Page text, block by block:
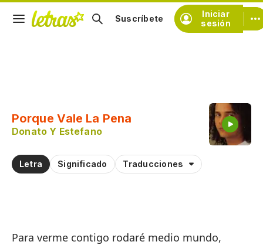
Iniciar
sesión
Suscríbete
Porque Vale La Pena
Donato Y Estefano
Letra Significado Traducciones
Para verme contigo rodaré medio mundo,
Practicar la pronunciación de